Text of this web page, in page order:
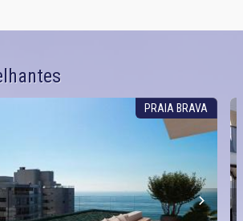
PRAIA BRAVA